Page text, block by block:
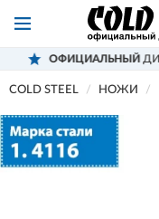
ДИЛЕР COLD STEEL
COLD STEEL НОЖИ